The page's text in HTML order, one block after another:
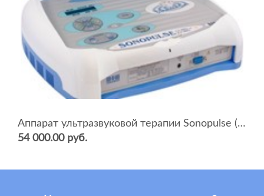
Аппарат ультразвуковой терапии Sonopulse (мультичастотный 1 и 3 Мгц)
54 000.00 руб.